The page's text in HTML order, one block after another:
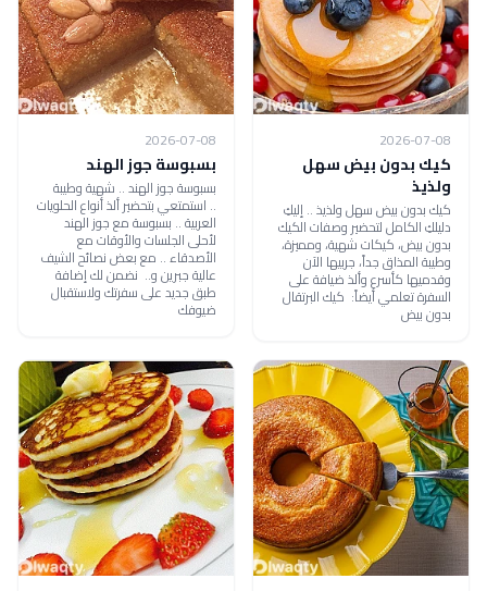
2026-07-08
كيك بدون بيض سهل
ولذيذ
كيك بدون بيض سهل ولذيذ .. إليكِ
دليلكِ الكامل لتحضير وصفات الكيك
بدون بيض، كيكات شهية، ومميزة،
وطيبة المذاق جداً، جربيها الآن
وقدميها كأسرع وألذ ضيافة على
السفرة تعلمي أيضاً: كيك البرتقال
بدون بيض
2026-07-08
بسبوسة جوز الهند
بسبوسة جوز الهند .. شهية وطيبة
.. استمتعي بتحضير ألذ أنواع الحلويات
العربية .. بسبوسة مع جوز الهند
لأحلى الجلسات والأوقات مع
الأصدقاء .. مع بعض نصائح الشيف
عالية جبرين و.. نضمن لك إضافة
طبق جديد على سفرتك ولاستقبال
ضيوفك